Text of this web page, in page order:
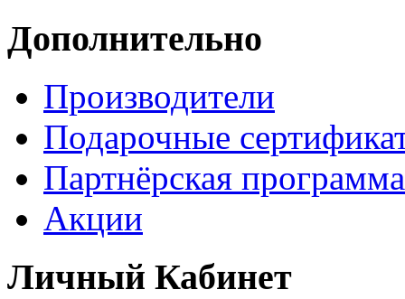
Дополнительно
Производители
Подарочные
Партнёрская программа
Акции
Личный Кабинет